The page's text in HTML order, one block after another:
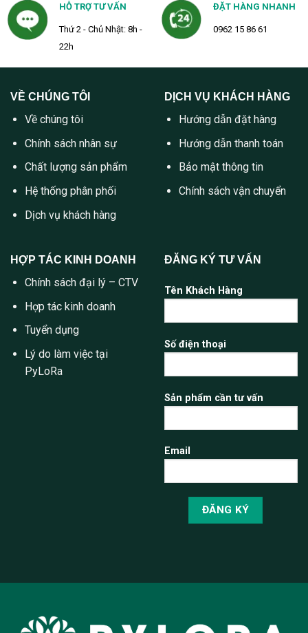
HỖ TRỢ TƯ VẤN
Thứ 2 - Chủ Nhật: 8h -
22h
ĐẶT HÀNG NHANH
0962 15 86 61
VỀ CHÚNG TÔI
Về chúng tôi
Chính sách nhân sự
Chất lượng sản phẩm
Hệ thống phân phối
Dịch vụ khách hàng
DỊCH VỤ KHÁCH HÀNG
Hướng dẫn đặt hàng
Hướng dẫn thanh toán
Bảo mật thông tin
Chính sách vận chuyển
HỢP TÁC KINH DOANH
Chính sách đại lý – CTV
Hợp tác kinh doanh
Tuyển dụng
Lý do làm việc tại
PyLoRa
ĐĂNG KÝ TƯ VẤN
Tên Khách Hàng
Số điện thoại
Sản phẩm cần tư vấn
Email